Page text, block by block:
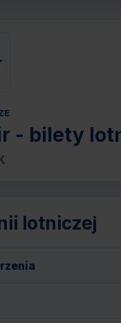
- bilety
lotniczej